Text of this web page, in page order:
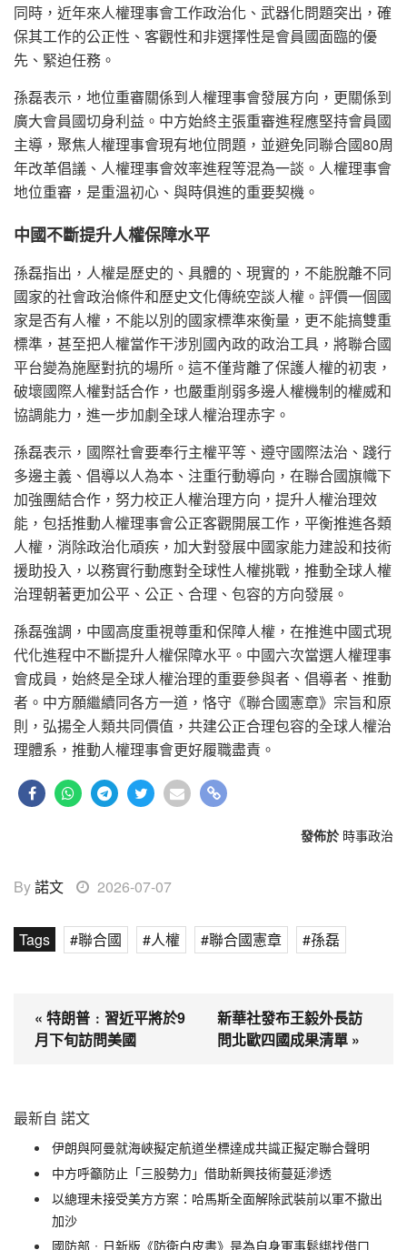
同時，近年來人權理事會工作政治化、武器化問題突出，確
保其工作的公正性、客觀性和非選擇性是會員國面臨的優
先、緊迫任務。
孫磊表示，地位重審關係到人權理事會發展方向，更關係到
廣大會員國切身利益。中方始終主張重審進程應堅持會員國
主導，聚焦人權理事會現有地位問題，並避免同聯合國80周
年改革倡議、人權理事會效率進程等混為一談。人權理事會
地位重審，是重溫初心、與時俱進的重要契機。
中國不斷提升人權保障水平
孫磊指出，人權是歷史的、具體的、現實的，不能脫離不同
國家的社會政治條件和歷史文化傳統空談人權。評價一個國
家是否有人權，不能以別的國家標準來衡量，更不能搞雙重
標準，甚至把人權當作干涉別國內政的政治工具，將聯合國
平台變為施壓對抗的場所。這不僅背離了保護人權的初衷，
破壞國際人權對話合作，也嚴重削弱多邊人權機制的權威和
協調能力，進一步加劇全球人權治理赤字。
孫磊表示，國際社會要奉行主權平等、遵守國際法治、踐行
多邊主義、倡導以人為本、注重行動導向，在聯合國旗幟下
加強團結合作，努力校正人權治理方向，提升人權治理效
能，包括推動人權理事會公正客觀開展工作，平衡推進各類
人權，消除政治化頑疾，加大對發展中國家能力建設和技術
援助投入，以務實行動應對全球性人權挑戰，推動全球人權
治理朝著更加公平、公正、合理、包容的方向發展。
孫磊強調，中國高度重視尊重和保障人權，在推進中國式現
代化進程中不斷提升人權保障水平。中國六次當選人權理事
會成員，始終是全球人權治理的重要參與者、倡導者、推動
者。中方願繼續同各方一道，恪守《聯合國憲章》宗旨和原
則，弘揚全人類共同價值，共建公正合理包容的全球人權治
理體系，推動人權理事會更好履職盡責。
發佈於 時事政治
By諾文 2026-07-07
Tags 聯合國 人權 聯合國憲章 孫磊
« 特朗普﹕習近平將於9
月下旬訪問美國
新華社發布王毅外長訪
問北歐四國成果清單 »
最新自 諾文
伊朗與阿曼就海峽擬定航道坐標達成共識正擬定聯合聲明
中方呼籲防止「三股勢力」借助新興技術蔓延滲透
以總理未接受美方方案：哈馬斯全面解除武裝前以軍不撤出
加沙
國防部﹕日新版《防衛白皮書》是為自身軍事鬆綁找借口